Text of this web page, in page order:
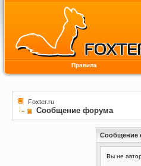
Правила
Foxter.ru
Сообщение форума
Сообщение
Вы не